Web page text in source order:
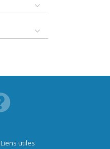
Liens utiles